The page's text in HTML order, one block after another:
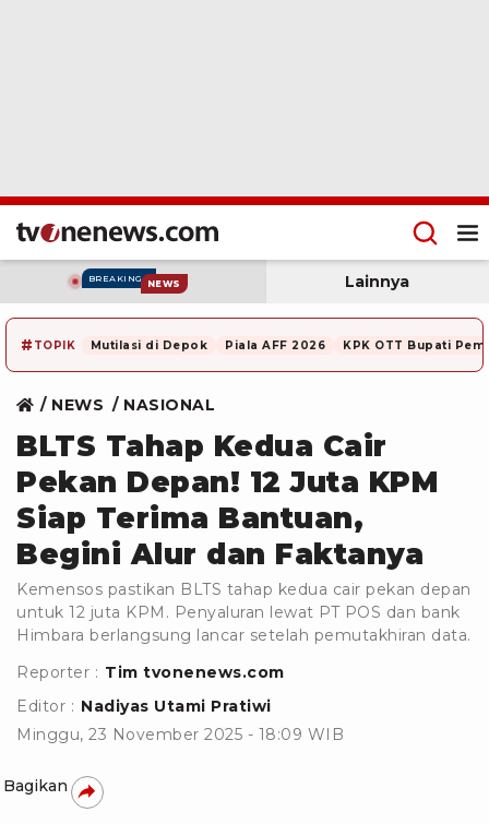
BREAKING NEWS Lainnya
# TOPIK Mutilasi di Depok Piala AFF 2026 KPK OTT Bupati
NEWS NASIONAL
BLTS Tahap Kedua Cair
Pekan Depan! 12 Juta KPM
Siap Terima Bantuan,
Begini Alur dan Faktanya
Kemensos pastikan BLTS tahap kedua cair pekan depan
untuk 12 juta KPM. Penyaluran lewat PT POS dan bank
Himbara berlangsung lancar setelah pemutakhiran data.
Reporter : Tim tvonenews.com
Editor : Nadiyas Utami Pratiwi
Minggu, 23 November 2025 - 18:09 WIB
Bagikan